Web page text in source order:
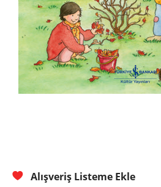
Alışveriş Listeme Ekle